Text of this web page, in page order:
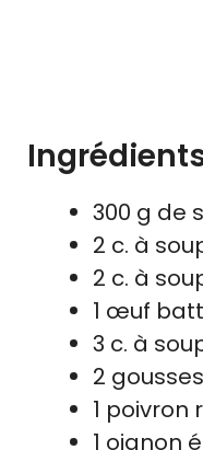
300 g de
2 c. à
2 c. à
1 œuf
3 c. à
2
1 poivron
1 oignon